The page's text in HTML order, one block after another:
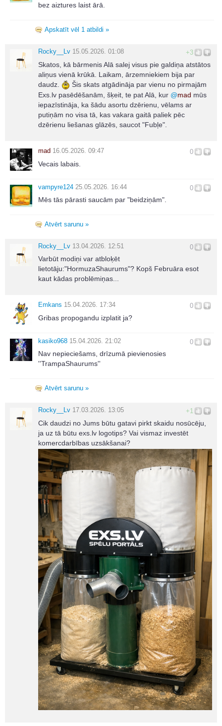
bez aiztures laist ārā.
Apskatīt vēl 1 atbildi »
+3
Rocky__Lv 15.05.2026. 01:08
Skatos, kā bārmenis Alā salej visus pie galdiņa atstātos
aliņus vienā krūkā. Laikam, ārzemniekiem bija par
daudz.
Šis skats atgādināja par vienu no pirmajām
Exs.lv pasēdēšanām, šķeit, te pat Alā, kur @mad mūs
iepazīstināja, ka šādu asortu dzērienu, vēlams ar
putiņām no visa tā, kas vakara gaitā paliek pēc
dzērienu liešanas glāzēs, saucot "Fubļe".
0
mad 16.05.2026. 09:47
Vecais labais.
0
vampyre124 25.05.2026. 16:44
Mēs tās pārasti saucām par "beidziņām".
Atvērt sarunu »
0
Rocky__Lv 13.04.2026. 12:51
Varbūt modiņi var atbloķēt
lietotāju:"HormuzaShaurums"? Kopš Februāra esot
kaut kādas problēmiņas...
0
Emkans 15.04.2026. 17:34
Gribas propogandu izplatit ja?
0
kasiko968 15.04.2026. 21:02
Nav nepieciešams, drīzumā pievienosies
''TrampaShaurums''
Atvērt sarunu »
+1
Rocky__Lv 17.03.2026. 13:05
Cik daudzi no Jums būtu gatavi pirkt skaidu nosūcēju,
ja uz tā būtu exs.lv logotips? Vai vismaz investēt
komercdarbības uzsākšanai?